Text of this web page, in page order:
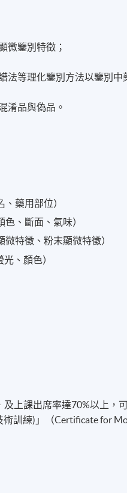
微鑒別特徵；
法等理化鑒別方法以鑒別中
淆品與偽品。
藥用部位）
、斷面、氣味）
特徵、粉末顯微特徵）
、顏色）
上課出席率達70%以上，
訓練)」（Certificate for